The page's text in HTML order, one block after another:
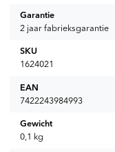
Garantie
2 jaar fabrieksgarantie
SKU
1624021
EAN
7422243984993
Gewicht
0,1 kg